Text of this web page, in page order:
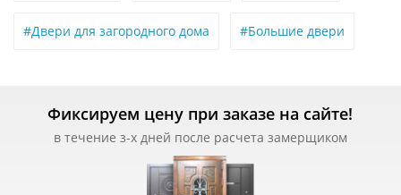
#Двери для загородного дома #Большие двери
Фиксируем цену при заказе на сайте!
в течение з-х дней после расчета замерщиком